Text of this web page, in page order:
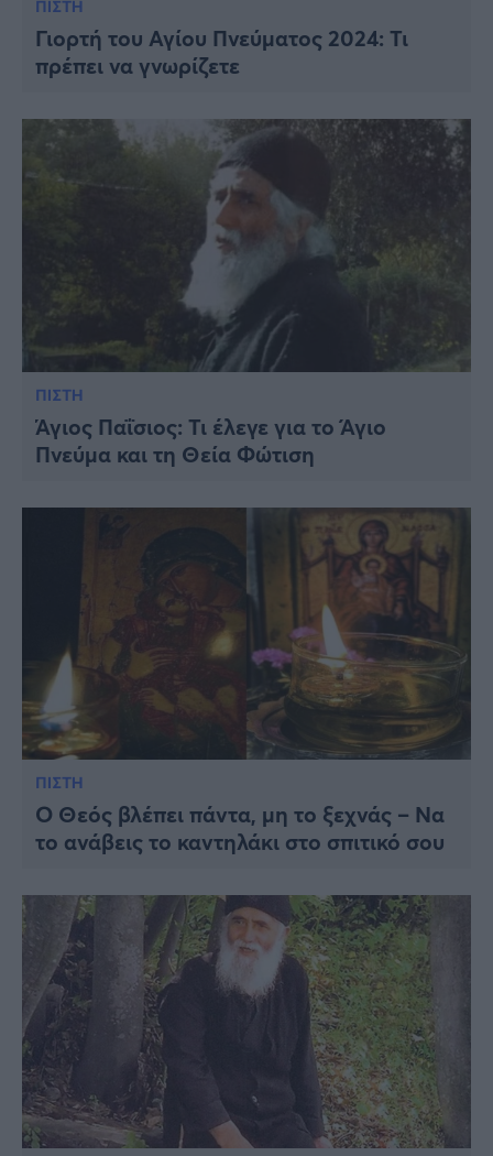
ΠΙΣΤΗ
Γιορτή του Αγίου Πνεύματος 2024: Τι
πρέπει να γνωρίζετε
ΠΙΣΤΗ
Άγιος Παΐσιος: Τι έλεγε για το Άγιο
Πνεύμα και τη Θεία Φώτιση
ΠΙΣΤΗ
Ο Θεός βλέπει πάντα, μη το ξεχνάς – Να
το ανάβεις το καντηλάκι στο σπιτικό σου